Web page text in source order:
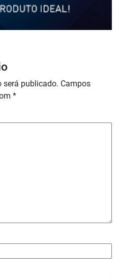
será publicado. Campos
*